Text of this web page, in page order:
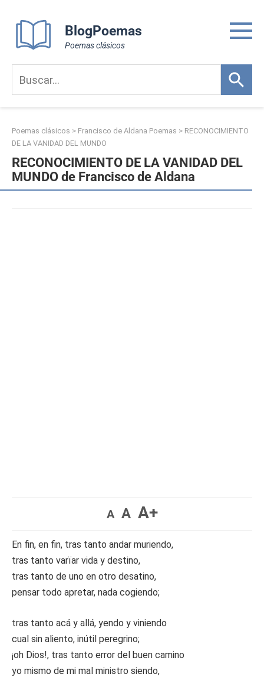
content
BlogPoemas
Poemas clásicos
Poemas clásicos > Francisco de Aldana Poemas > RECONOCIMIENTO
DE LA VANIDAD DEL MUNDO
RECONOCIMIENTO DE LA VANIDAD DEL
MUNDO de Francisco de Aldana
A A A+
En fin, en fin, tras tanto andar muriendo,
tras tanto varïar vida y destino,
tras tanto de uno en otro desatino,
pensar todo apretar, nada cogiendo;
tras tanto acá y allá, yendo y viniendo
cual sin aliento, inútil peregrino;
¡oh Dios!, tras tanto error del buen camino
yo mismo de mi mal ministro siendo,